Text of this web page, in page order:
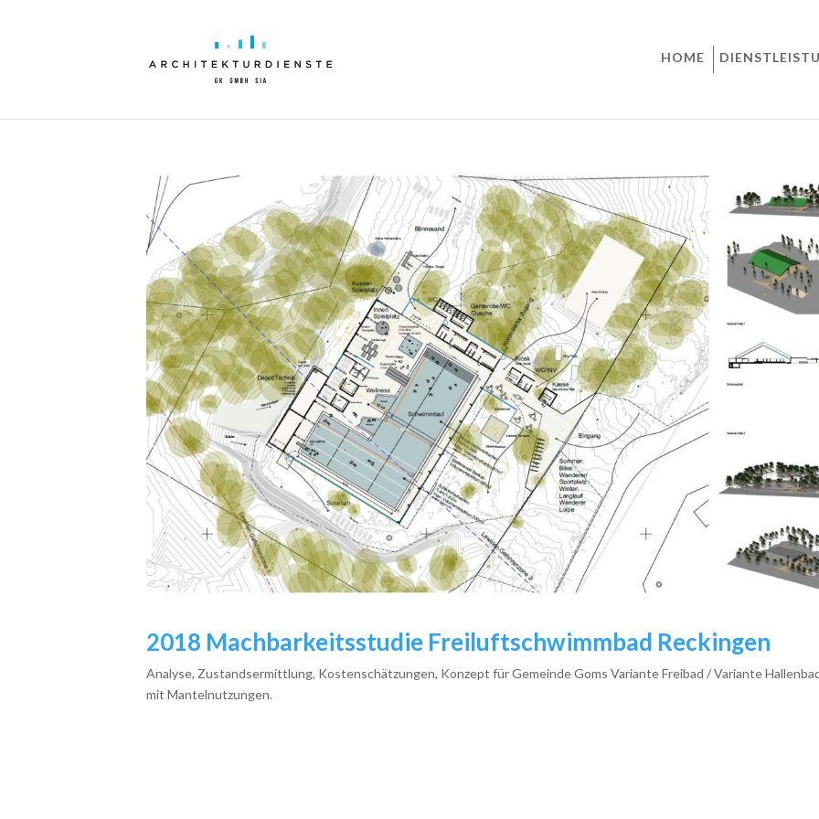
HOME
2018 Machbarkeitsstudie Freiluftschwimmbad Reckingen
Analyse, Zustandsermittlung, Kostenschätzungen, Konzept für Gemeinde Goms Variante Freibad / Variante
mit Mantelnutzungen.